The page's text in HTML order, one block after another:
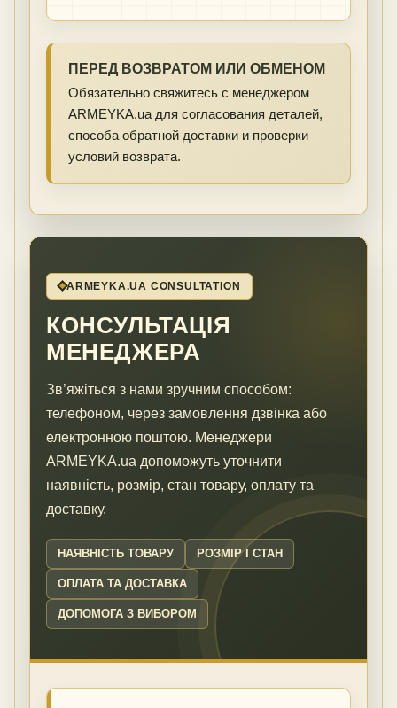
ПЕРЕД ВОЗВРАТОМ ИЛИ ОБМЕНОМ
Обязательно свяжитесь с менеджером
ARMEYKA.ua для согласования деталей,
способа обратной доставки и проверки
условий возврата.
ARMEYKA.UA CONSULTATION
КОНСУЛЬТАЦІЯ
МЕНЕДЖЕРА
Зв’яжіться з нами зручним способом:
телефоном, через замовлення дзвінка або
електронною поштою. Менеджери
ARMEYKA.ua допоможуть уточнити
наявність, розмір, стан товару, оплату та
доставку.
НАЯВНІСТЬ ТОВАРУ РОЗМІР І СТАН
ОПЛАТА ТА ДОСТАВКА
ДОПОМОГА З ВИБОРОМ